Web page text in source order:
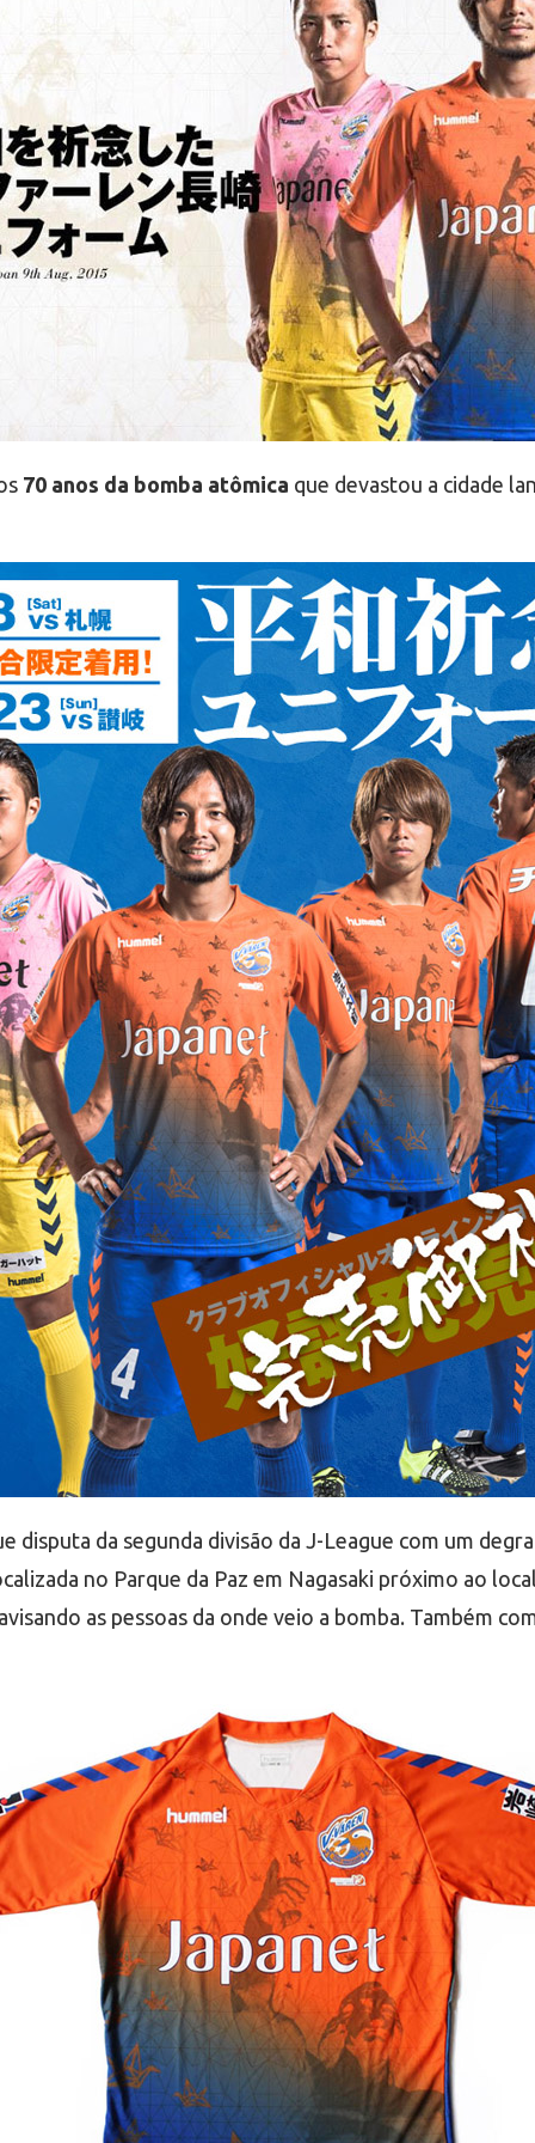
70 anos da bomba atômica que devastou a cidade
disputa da segunda divisão da J-League com um
no Parque da Paz em Nagasaki próximo ao
as pessoas da onde veio a bomba. Também